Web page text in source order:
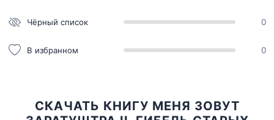
Чёрный список 0
В избранном 0
СКАЧАТЬ КНИГУ МЕНЯ ЗОВУТ